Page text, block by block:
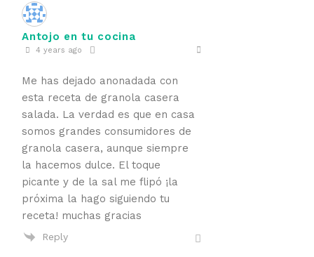
Antojo en tu cocina
4 years ago
Me has dejado anonadada con
esta receta de granola casera
salada. La verdad es que en casa
somos grandes consumidores de
granola casera, aunque siempre
la hacemos dulce. El toque
picante y de la sal me flipó ¡la
próxima la hago siguiendo tu
receta! muchas gracias
Reply